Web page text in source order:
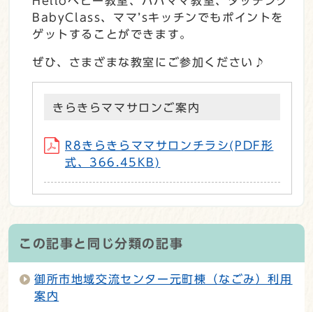
BabyClass、ママ’sキッチンでもポイントを
ゲットすることができます。
ぜひ、さまざまな教室にご参加ください♪
きらきらママサロンご案内
R8きらきらママサロンチラシ(PDF形
式、366.45KB)
この記事と同じ分類の記事
御所市地域交流センター元町棟（なごみ）利用
案内